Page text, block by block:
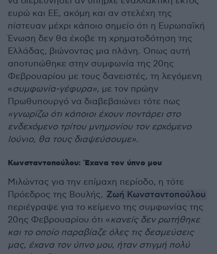
ευρώ και ΕΕ, ακόμη και αν στελέχη της
πίστευαν μέχρι κάποιο σημείο ότι η Ευρωπαϊκή
Ένωση δεν θα έκοβε τη χρηματοδότηση της
Ελλάδας, βιώνοντας μια πλάνη. Όπως αυτή
αποτυπώθηκε στην συμφωνία της 20ης
Φεβρουαρίου με τους δανειστές, τη λεγόμενη
«συμφωνία-γέφυρα», με τον πρώην
Πρωθυπουργό να διαβεβαιώνει τότε πως
«γνωρίζω ότι κάποιοι έχουν ποντάρει στο
ενδεχόμενο τρίτου μνημονίου τον ερχόμενο
Ιούνιο, θα τους διαψεύσουμε».
Κωνσταντοπούλου: Έχανα τον ύπνο μου
Μιλώντας για την επίμαχη περίοδο, η τότε
Πρόεδρος της Βουλής, Ζωή Κωνσταντοπούλου
περιέγραψε για το κείμενο της συμφωνίας της
20ης Φεβρουαρίου ότι «κανείς δεν ρωτήθηκε
και το οποίο παραβίαζε όλες τις δεσμεύσεις
μας, έχανα τον ύπνο μου, ήταν στιγμή πολύ